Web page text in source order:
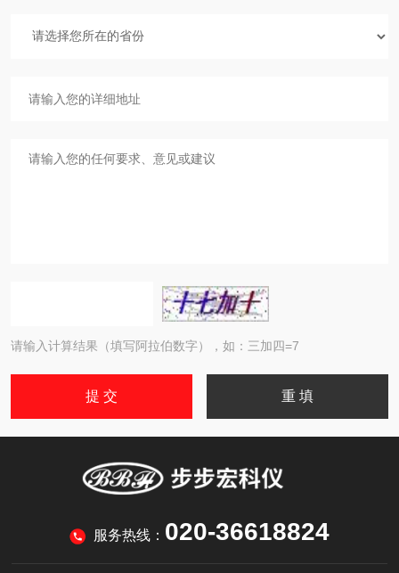
请输入计算结果（填写阿拉伯数字），如：三加四=7
服务热线： 020-36618824